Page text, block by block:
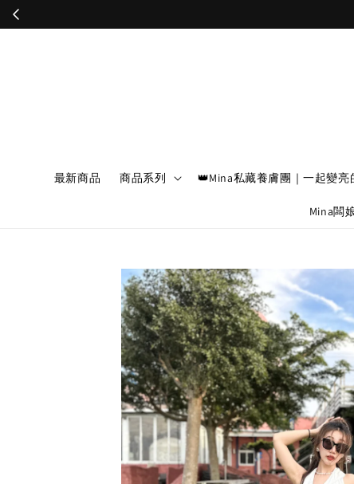
最新商品 商品系列 👑Mina私藏養膚團｜一起變亮
Mina闆